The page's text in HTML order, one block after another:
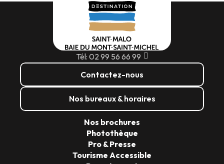
Tél: 02 99 56 66 99
Contactez-nous
Nos bureaux & horaires
Nos brochures
Photothèque
Pro & Presse
Tourisme Accessible